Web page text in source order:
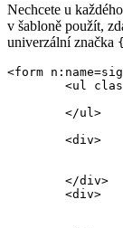
Nechcete u
v šabloně použít,
univerzální značka
<form